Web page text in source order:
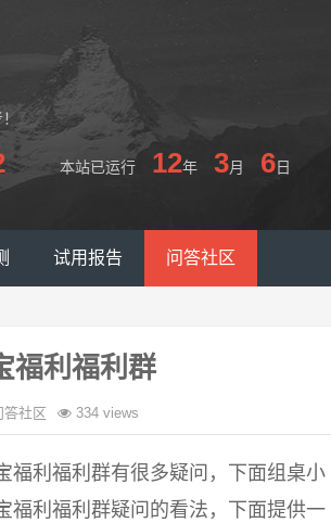
本站已运行 12年 3月 6日
试用报告 问答社区
福利福利群
答社区 334 views
福利福利群有很多疑问，下面组桌小
福利福利群疑问的看法，下面提供一